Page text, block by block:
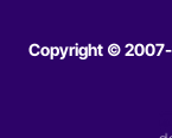
Copyright © 2007-